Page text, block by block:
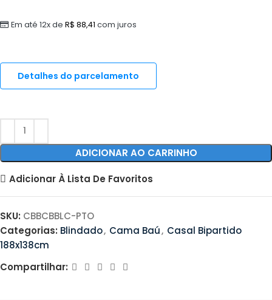
Em até 12x de R$ 88,41 com juros
Detalhes do parcelamento
ADICIONAR AO CARRINHO
Adicionar À Lista De Favoritos
SKU: CBBCBBLC-PTO
Categorias: Blindado, Cama Baú, Casal Bipartido
188x138cm
Compartilhar: